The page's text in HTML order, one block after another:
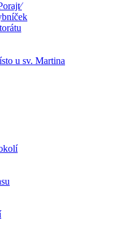
u sv. Martina